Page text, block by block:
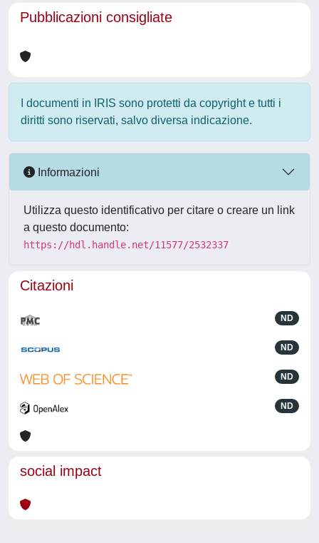
Pubblicazioni consigliate
I documenti in IRIS sono protetti da copyright e tutti i
diritti sono riservati, salvo diversa indicazione.
Informazioni
Utilizza questo identificativo per citare o creare un link
a questo documento:
https://hdl.handle.net/11577/2532337
Citazioni
ND
ND
ND
ND
social impact